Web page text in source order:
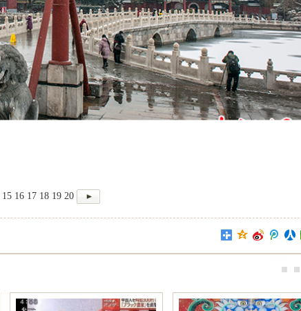
15 16 17 18 19 20